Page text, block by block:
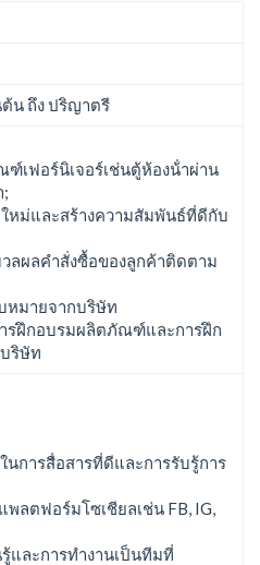
น ถึง ปริญาตรี
ฑ์เฟอร์นิเจอร์เช่นตู้ห้องน้ําผ่าน
หม่และสร้างความสัมพันธ์ที่ดีกับ
ลผลคําสั่งซื้อของลูกค้าติดตาม
หมายจากบริษัท
รฝึกอบรมผลิตภัณฑ์และการฝึก
ริษัท
นการสื่อสารที่ดีและการรับรู้การ
ลตฟอร์มโซเชียลเช่น FB, IG,
และการทํางานเป็นทีมที่